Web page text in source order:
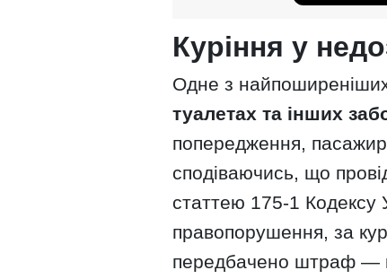
Куріння у
Одне з
туалетах та інших
попередження,
сподіваючись, що
статтею 175-1 Кодексу
правопорушення, за
передбачено штраф —